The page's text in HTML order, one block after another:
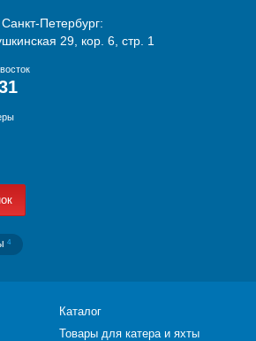
Петербург:
29, кор. 6, стр. 1
4
Каталог
Товары для катера и яхты